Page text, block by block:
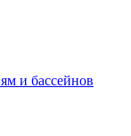
и бассейнов